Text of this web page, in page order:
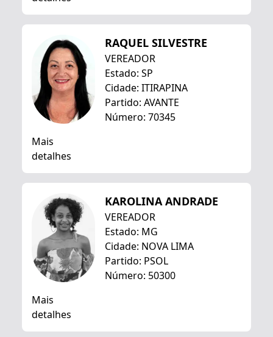
RAQUEL SILVESTRE
VEREADOR
Estado: SP
Cidade: ITIRAPINA
Partido: AVANTE
Número: 70345
Mais
detalhes
KAROLINA ANDRADE
VEREADOR
Estado: MG
Cidade: NOVA LIMA
Partido: PSOL
Número: 50300
Mais
detalhes